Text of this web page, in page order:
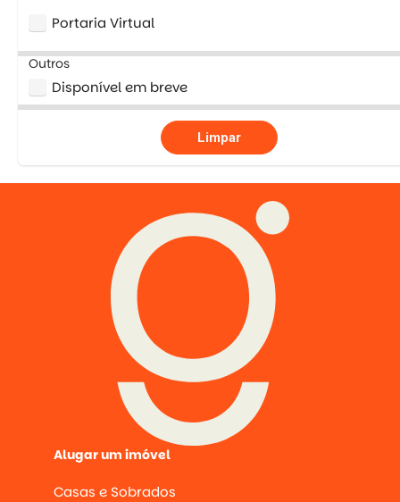
Portaria Virtual
Outros
Disponível em breve
Limpar
Alugar um imóvel
Casas e Sobrados